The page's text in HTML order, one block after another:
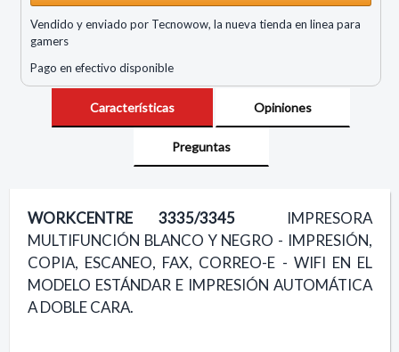
Vendido y enviado por Tecnowow, la nueva tienda en linea para
gamers
Pago en efectivo disponible
Características Opiniones
Preguntas
WORKCENTRE 3335/3345
IMPRESORA
MULTIFUNCIÓN BLANCO Y NEGRO - IMPRESIÓN,
COPIA, ESCANEO, FAX, CORREO-E - WIFI EN EL
MODELO ESTÁNDAR E IMPRESIÓN AUTOMÁTICA
A DOBLE CARA.